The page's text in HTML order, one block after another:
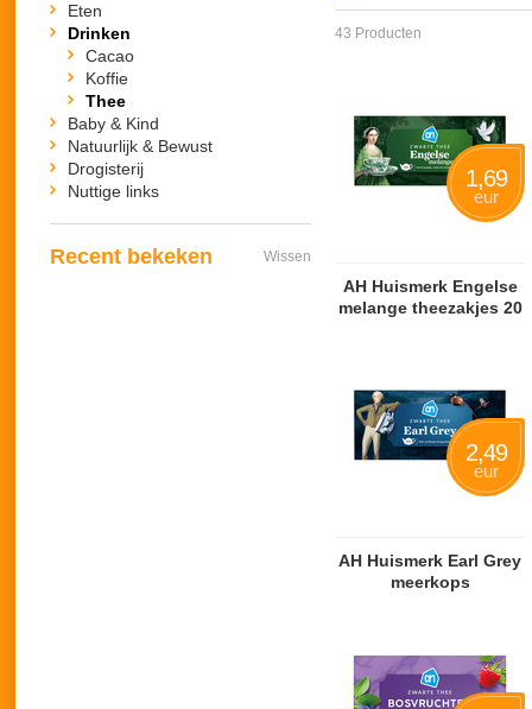
43 Producten
1,69
eur
AH Huismerk Engelse
melange theezakjes 20
2,49
eur
AH Huismerk Earl Grey
meerkops
Eten
Drinken
Cacao
Koffie
Thee
Baby & Kind
Natuurlijk & Bewust
Drogisterij
Nuttige links
Recent bekeken Wissen